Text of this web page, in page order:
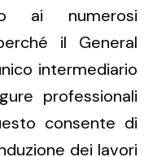
ai numerosi
il General
intermediario
professionali
consente di
dei lavori